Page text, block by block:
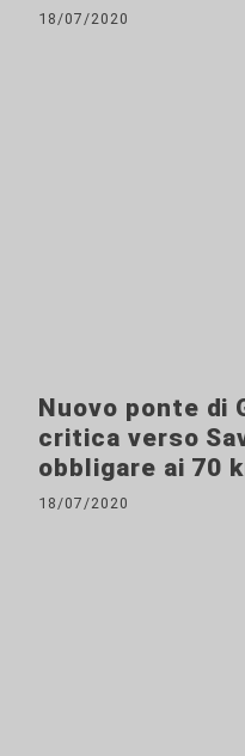
18/07/2020
Nuovo ponte di
critica verso
obbligare ai 70
18/07/2020